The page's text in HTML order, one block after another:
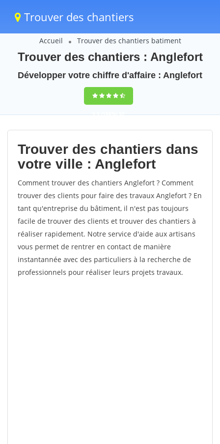
Trouver des chantiers
Accueil Trouver des chantiers batiment
Trouver des chantiers : Anglefort
Développer votre chiffre d'affaire : Anglefort
9,5(100%)57
votes
Trouver des chantiers dans
votre ville : Anglefort
Comment trouver des chantiers Anglefort ? Comment
trouver des clients pour faire des travaux Anglefort ? En
tant qu'entreprise du bâtiment, il n'est pas toujours
facile de trouver des clients et trouver des chantiers à
réaliser rapidement. Notre service d'aide aux artisans
vous permet de rentrer en contact de manière
instantannée avec des particuliers à la recherche de
professionnels pour réaliser leurs projets travaux.